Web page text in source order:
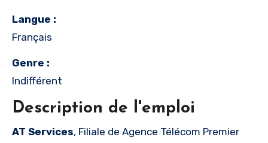
Langue :
Français
Genre :
Indifférent
Description de l'emploi
AT Services, Filiale de Agence Télécom Premier